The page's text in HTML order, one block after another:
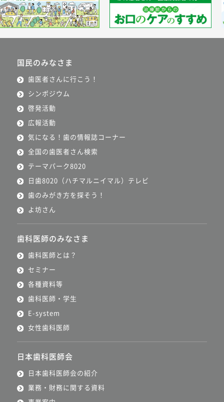
国民のみなさま
歯医者さんに行こう！
シンポジウム
啓発活動
広報活動
気になる！歯の情報誌コーナー
全国の歯医者さん検索
テーマパーク8020
日歯8020（ハチマルニイマル）テレビ
歯のみがき方を探そう！
よ坊さん
歯科医師のみなさま
歯科医師とは？
セミナー
各種資料等
歯科医師・学生
E-system
女性歯科医師
日本歯科医師会
日本歯科医師会の紹介
業務・財務に関する資料